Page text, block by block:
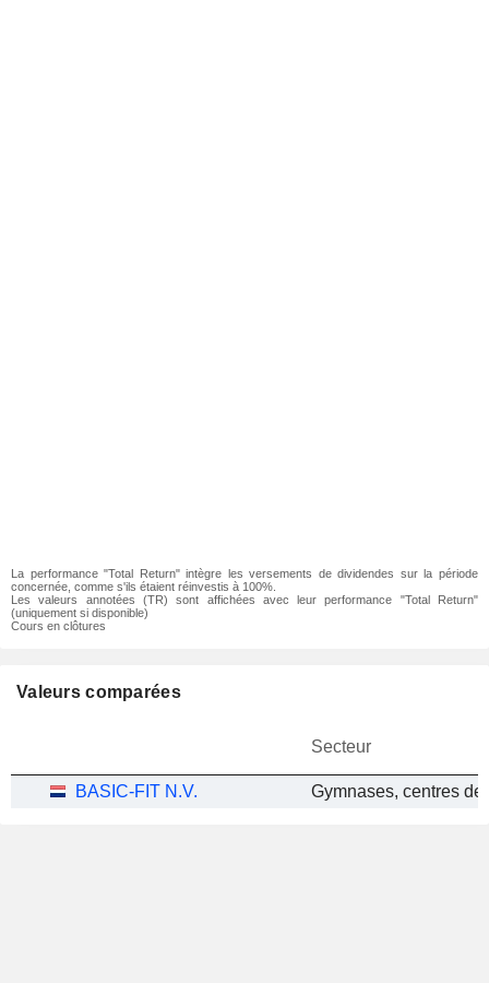
La performance "Total Return" intègre les versements de dividendes sur la période
concernée, comme s'ils étaient réinvestis à 100%.
Les valeurs annotées (TR) sont affichées avec leur performance "Total Return"
(uniquement si disponible)
Cours en clôtures
Valeurs comparées
Secteur
BASIC-FIT N.V.